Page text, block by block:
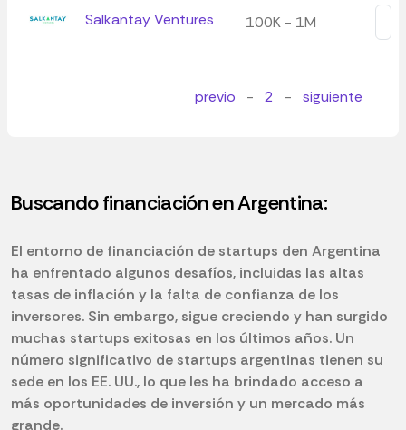
Salkantay Ventures 100K - 1M
previo - 2 - siguiente
Buscando financiación en Argentina:
El entorno de financiación de startups den Argentina
ha enfrentado algunos desafíos, incluidas las altas
tasas de inflación y la falta de confianza de los
inversores. Sin embargo, sigue creciendo y han surgido
muchas startups exitosas en los últimos años. Un
número significativo de startups argentinas tienen su
sede en los EE. UU., lo que les ha brindado acceso a
más oportunidades de inversión y un mercado más
grande.